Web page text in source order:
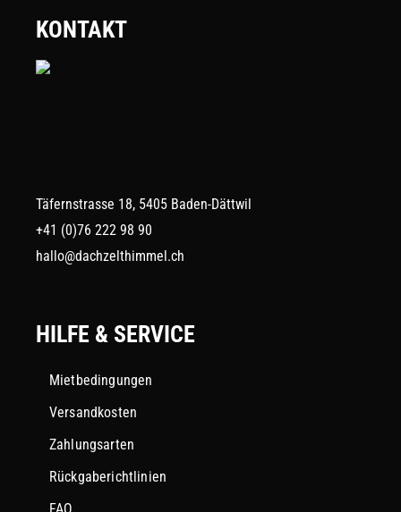
KONTAKT
Täfernstrasse 18, 5405 Baden-Dättwil
+41 (0)76 222 98 90
hallo@dachzelthimmel.ch
HILFE & SERVICE
Mietbedingungen
Versandkosten
Zahlungsarten
Rückgaberichtlinien